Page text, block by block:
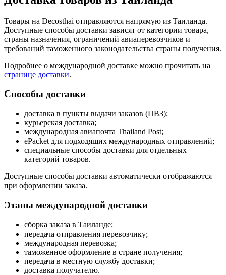
Товары на Decosthai отправляются напрямую из Таиланда.
Доступные способы доставки зависят от категории товара,
страны назначения, ограничений авиаперевозчиков и
требований таможенного законодательства страны получения.
Подробнее о международной доставке можно прочитать на
странице доставки.
Способы доставки
доставка в пункты выдачи заказов (ПВЗ);
курьерская доставка;
международная авиапочта Thailand Post;
ePacket для подходящих международных отправлений;
специальные способы доставки для отдельных
категорий товаров.
Доступные способы доставки автоматически отображаются
при оформлении заказа.
Этапы международной доставки
сборка заказа в Таиланде;
передача отправления перевозчику;
международная перевозка;
таможенное оформление в стране получения;
передача в местную службу доставки;
доставка получателю.